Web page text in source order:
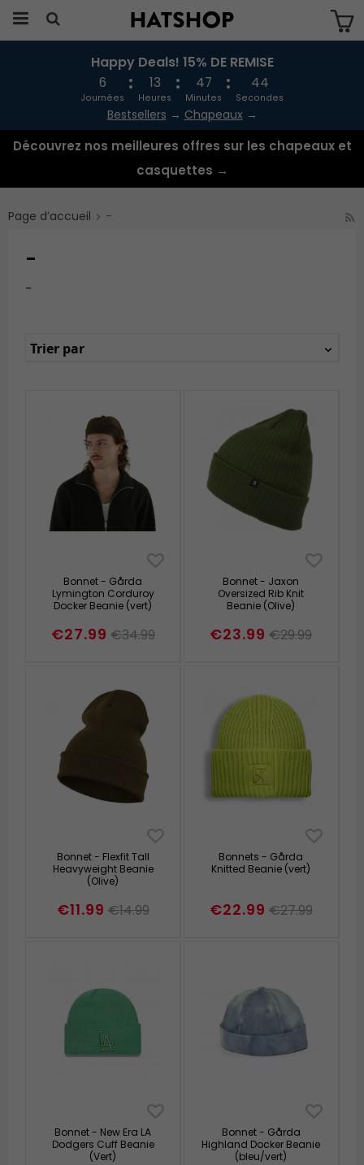
Produkten har blivit tillagd i varukorgen
Happy Deals! 15% DE REMISE
6
Journées
13
Heures
47
Minutes
43
Secondes
Bestsellers → Chapeaux →
Découvrez nos meilleures offres sur les chapeaux et
casquettes →
Page d’accueil -
-
-
Trier par
Bonnet - Gårda
Lymington Corduroy
Docker Beanie (vert)
€27.99 €34.99
Bonnet - Jaxon
Oversized Rib Knit
Beanie (Olive)
€23.99 €29.99
Bonnet - Flexfit Tall
Heavyweight Beanie
(Olive)
€11.99 €14.99
Bonnets - Gårda
Knitted Beanie (vert)
€22.99 €27.99
Bonnet - New Era LA
Dodgers Cuff Beanie
(Vert)
Bonnet - Gårda
Highland Docker Beanie
(bleu/vert)